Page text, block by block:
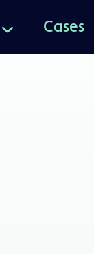
Cases
Cases